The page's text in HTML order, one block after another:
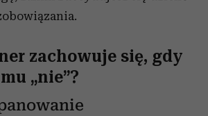
zachowuje się, gdy
„nie”?